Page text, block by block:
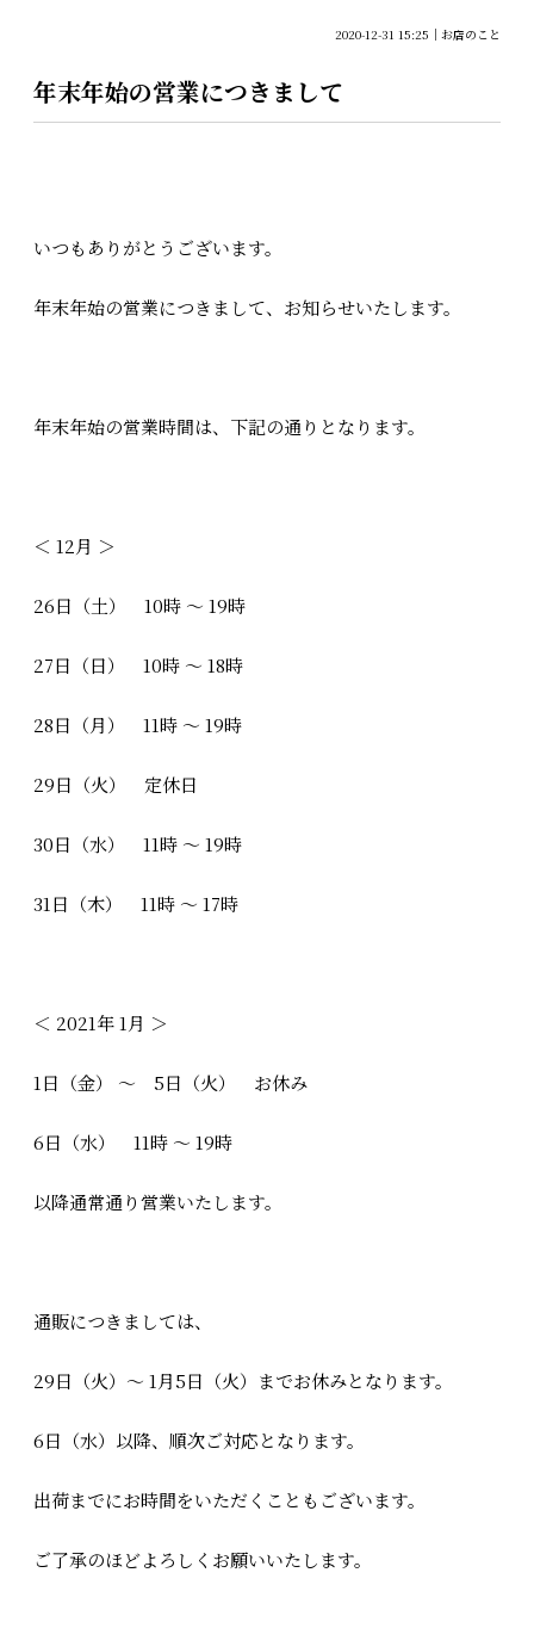
2020-12-31 15:25 お店のこと
年末年始の営業につきまして
いつもありがとうございます。
年末年始の営業につきまして、お知らせいたします。
年末年始の営業時間は、下記の通りとなります。
＜ 12月 ＞
26日（土） 10時 ～ 19時
27日（日） 10時 ～ 18時
28日（月） 11時 ～ 19時
29日（火） 定休日
30日（水） 11時 ～ 19時
31日（木） 11時 ～ 17時
＜ 2021年 1月 ＞
1日（金） ～ 5日（火） お休み
6日（水） 11時 ～ 19時
以降通常通り営業いたします。
通販につきましては、
29日（火）～ 1月5日（火）までお休みとなります。
6日（水）以降、順次ご対応となります。
出荷までにお時間をいただくこともございます。
ご了承のほどよろしくお願いいたします。